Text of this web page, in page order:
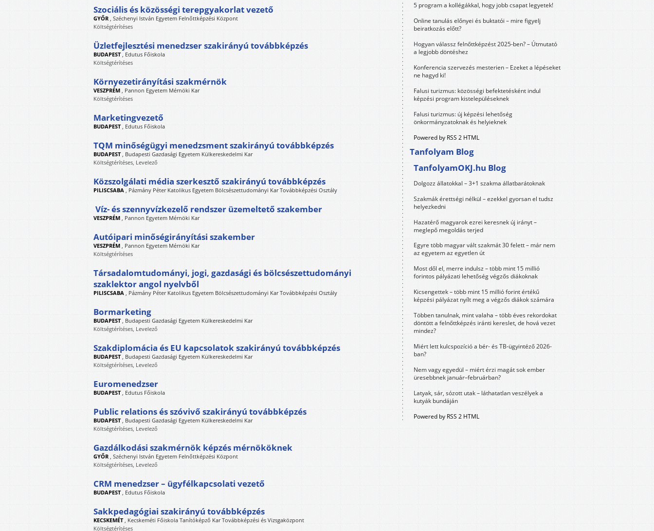
Szociális és közösségi terepgyakorlat vezető
GYŐR , Széchenyi István Egyetem Felnőttképzési Központ
Költségtérítéses
Üzletfejlesztési menedzser szakirányú továbbképzés
BUDAPEST, Edutus Főiskola
Költségtérítéses
Környezetirányítási szakmérnök
VESZPRÉM , Pannon Egyetem Mérnöki Kar
Költségtérítéses
Marketingvezető
BUDAPEST, Edutus Főiskola
TQM minőségügyi menedzsment szakirányú továbbképzés
BUDAPEST, Budapesti Gazdasági Egyetem Külkereskedelmi Kar
Költségtérítéses, Levelező
Közszolgálati média szerkesztő szakirányú továbbképzés
PILISCSABA , Pázmány Péter Katolikus Egyetem Bölcsészettudományi Kar Továbbképzési Osztály
Víz- és szennyvízkezelő rendszer üzemeltető szakember
VESZPRÉM , Pannon Egyetem Mérnöki Kar
Autóipari minőségirányítási szakember
VESZPRÉM , Pannon Egyetem Mérnöki Kar
Költségtérítéses
Társadalomtudományi, jogi, gazdasági és bölcsészettudományi
szaklektor angol nyelvből
PILISCSABA , Pázmány Péter Katolikus Egyetem Bölcsészettudományi Kar Továbbképzési Osztály
Bormarketing
BUDAPEST, Budapesti Gazdasági Egyetem Külkereskedelmi Kar
Költségtérítéses, Levelező
Szakdiplomácia és EU kapcsolatok szakirányú továbbképzés
BUDAPEST, Budapesti Gazdasági Egyetem Külkereskedelmi Kar
Költségtérítéses, Levelező
Euromenedzser
BUDAPEST, Edutus Főiskola
Public relations és szóvivő szakirányú továbbképzés
BUDAPEST, Budapesti Gazdasági Egyetem Külkereskedelmi Kar
Költségtérítéses, Levelező
Gazdálkodási szakmérnök képzés mérnököknek
GYŐR , Széchenyi István Egyetem Felnőttképzési Központ
Költségtérítéses, Levelező
CRM menedzser – ügyfélkapcsolati vezető
BUDAPEST, Edutus Főiskola
Sakkpedagógiai szakirányú továbbképzés
KECSKEMÉT, Kecskeméti Főiskola Tanítóképző Kar Továbbképzési és Vizsgaközpont
Költségtérítéses
5 program a kollégákkal, hogy jobb csapat legyetek!
Online tanulás előnyei és buktatói – mire figyelj
beiratkozás előtt?
Hogyan válassz felnőttképzést 2025-ben? – Útmutató
a legjobb döntéshez
Konferencia szervezés mesterien – Ezeket a lépéseket
ne hagyd ki!
Falusi turizmus: közösségi befektetésként indul
képzési program kistelepüléseknek
Falusi turizmus: új képzési lehetőség
önkormányzatoknak és helyieknek
Powered by RSS 2 HTML
Tanfolyam Blog
TanfolyamOKJ.hu Blog
Dolgozz állatokkal – 3+1 szakma állatbarátoknak
Szakmák érettségi nélkül – ezekkel gyorsan el tudsz
helyezkedni
Hazatérő magyarok ezrei keresnek új irányt –
meglepő megoldás terjed
Egyre több magyar vált szakmát 30 felett – már nem
az egyetem az egyetlen út
Most dől el, merre indulsz – több mint 15 millió
forintos pályázati lehetőség végzős diákoknak
Kicsengettek – több mint 15 millió forint értékű
képzési pályázat nyílt meg a végzős diákok számára
Többen tanulnak, mint valaha – több éves rekordokat
döntött a felnőttképzés iránti kereslet, de hová vezet
mindez?
Miért lett kulcspozíció a bér- és TB-ügyintéző 2026-
ban?
Nem vagy egyedül – miért érzi magát sok ember
üresebbnek január–februárban?
Latyak, sár, sózott utak – láthatatlan veszélyek a
kutyák bundáján
Powered by RSS 2 HTML